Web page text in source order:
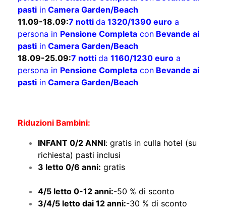
04.09-11.09: 7 nottida 1490/1560 euro
persona inPensione Completacon Bevande ai
pastiinCamera Garden/Beach
11.09-18.09:7 nottida 1320/1390 euro
persona inPensione Completacon Bevande ai
pastiinCamera Garden/Beach
18.09-25.09: 7 nottida 1160/1230 euro
persona in
Riduzioni Bambini:
INFANT 0/2 ANNI: gratis in culla hotel (su
richiesta) pasti inclusi
3 letto 0/6 anni:gratis